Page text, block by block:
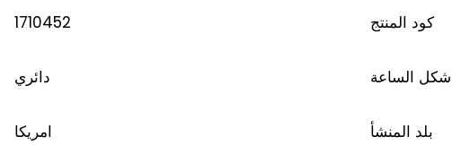
1710452 كود المنتج
دائري شكل الساعة
امريكا بلد المنشأ